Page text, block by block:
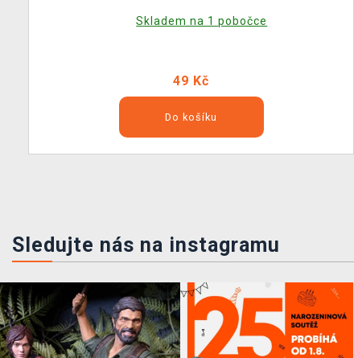
Skladem na 1 pobočce
49 Kč
Do košíku
Sledujte nás na instagramu